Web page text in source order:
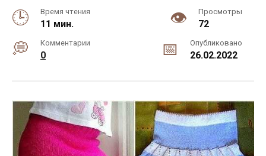
Время чтения
11 мин.
Просмотры
72
Комментарии
0
Опубликовано
26.02.2022